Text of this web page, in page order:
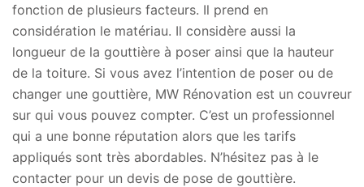
fonction de plusieurs facteurs. Il prend en
considération le matériau. Il considère aussi la
longueur de la gouttière à poser ainsi que la hauteur
de la toiture. Si vous avez l’intention de poser ou de
changer une gouttière, MW Rénovation est un couvreur
sur qui vous pouvez compter. C’est un professionnel
qui a une bonne réputation alors que les tarifs
appliqués sont très abordables. N’hésitez pas à le
contacter pour un devis de pose de gouttière.